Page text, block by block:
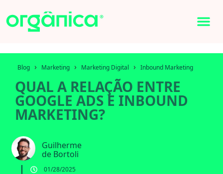
Blog › Marketing › Marketing Digital › Inbound Marketing
QUAL A RELAÇÃO ENTRE
GOOGLE ADS E INBOUND
MARKETING?
Guilherme
de Bortoli
01/28/2025